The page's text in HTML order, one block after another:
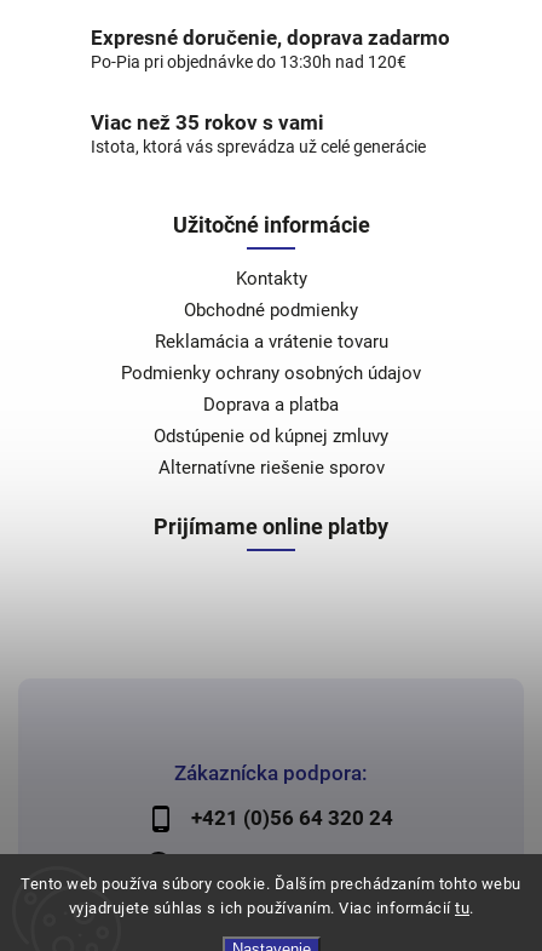
Tento web používa súbory cookie. Ďalším prechádzaním tohto webu
vyjadrujete súhlas s ich používaním. Viac informácií tu.
Expresné doručenie, doprava zadarmo
Po-Pia pri objednávke do 13:30h nad 120€
Viac než 35 rokov s vami
Istota, ktorá vás sprevádza už celé generácie
Zákaznícka podpora:
+421 (0)56 64 320 24
Užitočné informácie
Kontakty
Obchodné podmienky
Reklamácia a vrátenie tovaru
Podmienky ochrany osobných údajov
Doprava a platba
Odstúpenie od kúpnej zmluvy
Alternatívne riešenie sporov
Prijímame online platby